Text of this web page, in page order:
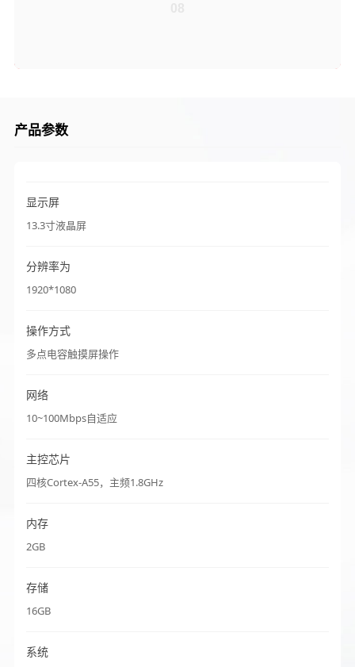
产品参数
显示屏
13.3寸液晶屏
分辨率为
1920*1080
操作方式
多点电容触摸屏操作
网络
10~100Mbps自适应
主控芯片
四核Cortex-A55，主频1.8GHz
内存
2GB
存储
16GB
系统